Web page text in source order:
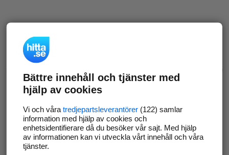
Bättre innehåll och tjänster med
hjälp av cookies
Vi och våra tredjepartsleverantörer(122) samlar
information med hjälp av cookies och
enhetsidentifierare då du besöker vår sajt. Med hjälp
av informationen kan vi utveckla vårt innehåll och våra
tjänster.